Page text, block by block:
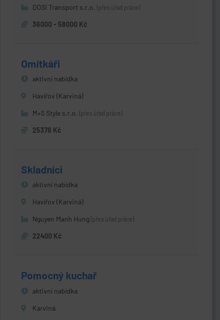
DOSI Transport s.r.o. (přes úřad práce)
36000 - 58000 Kč
Omítkáři
aktivní nabídka
Havířov (Karviná)
M+S Style s.r.o. (přes úřad práce)
25376 Kč
Skladníci
aktivní nabídka
Havířov (Karviná)
Nguyen Manh Hung (přes úřad práce)
22400 Kč
Pomocný kuchař
aktivní nabídka
Karviná